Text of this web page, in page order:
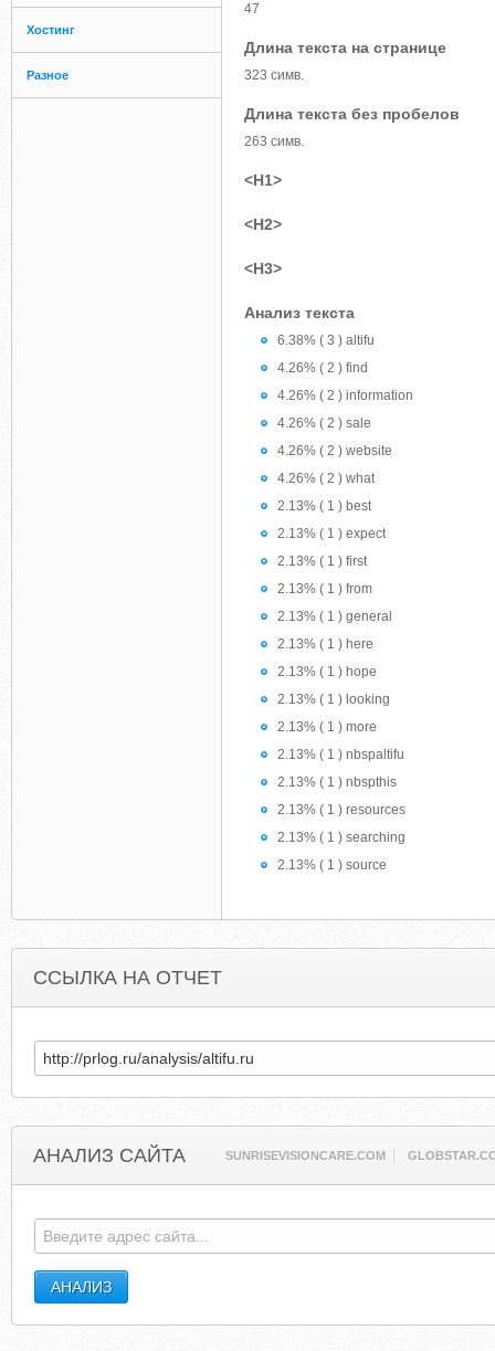
Хостинг
Разное
47
Длина текста на странице
323 симв.
Длина текста без пробелов
263 симв.
<H1>
<H2>
<H3>
Анализ текста
6.38% ( 3 ) altifu
4.26% ( 2 ) find
4.26% ( 2 ) information
4.26% ( 2 ) sale
4.26% ( 2 ) website
4.26% ( 2 ) what
2.13% ( 1 ) best
2.13% ( 1 ) expect
2.13% ( 1 ) first
2.13% ( 1 ) from
2.13% ( 1 ) general
2.13% ( 1 ) here
2.13% ( 1 ) hope
2.13% ( 1 ) looking
2.13% ( 1 ) more
2.13% ( 1 ) nbspaltifu
2.13% ( 1 ) nbspthis
2.13% ( 1 ) resources
2.13% ( 1 ) searching
2.13% ( 1 ) source
ССЫЛКА НА ОТЧЕТ
АНАЛИЗ САЙТА SUNRISEVISIONCARE.COM